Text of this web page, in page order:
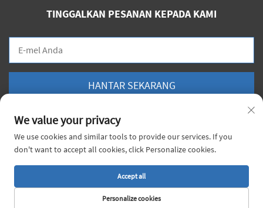
TINGGALKAN PESANAN KEPADA KAMI
HANTAR SEKARANG
We value your privacy
We use cookies and similar tools to provide our services. If you
don't want to accept all cookies, click Personalize cookies.
Personalize cookies
Accept all